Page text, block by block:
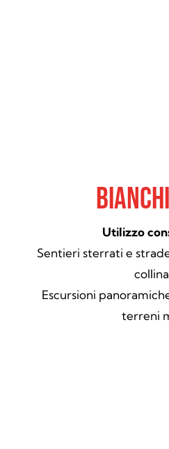
Utilizzo
Sentieri sterrati e
Escursioni
terreni